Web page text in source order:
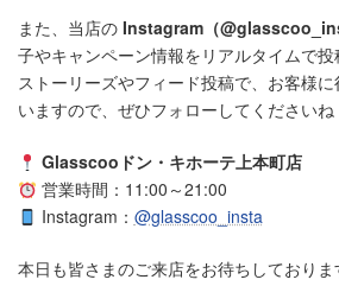
また、当店の Instagram（
子やキャンペーン情報をリアルタイムで投
ストーリーズやフィード投稿で、お客様
いますので、ぜひフォローしてくださいね
Glasscooドン・キホーテ上本町店
営業時間：11:00～21:00
Instagram： @glasscoo_insta
本日も皆さまのご来店をお待ちしておりま